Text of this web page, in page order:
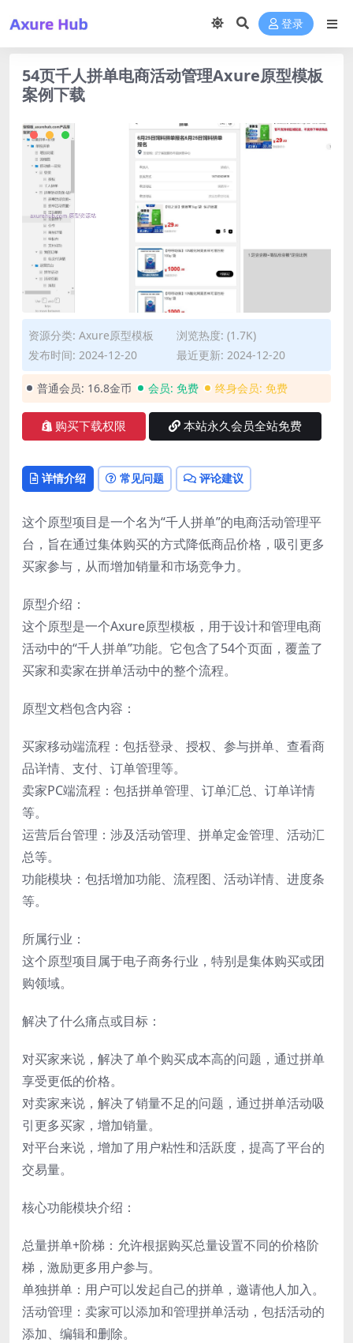
登录
54页千人拼单电商活动管理Axure原型模板
案例下载
资源分类: Axure原型模板
浏览热度: (1.7K)
发布时间: 2024-12-20
最近更新: 2024-12-20
普通会员: 16.8金币 会员: 免费 终身会员: 免费
购买下载权限 本站永久会员全站免费
详情介绍 常见问题 评论建议
这个原型项目是一个名为“千人拼单”的电商活动管理平
台，旨在通过集体购买的方式降低商品价格，吸引更多
买家参与，从而增加销量和市场竞争力。
原型介绍：
这个原型是一个Axure原型模板，用于设计和管理电商
活动中的“千人拼单”功能。它包含了54个页面，覆盖了
买家和卖家在拼单活动中的整个流程。
原型文档包含内容：
买家移动端流程：包括登录、授权、参与拼单、查看商
品详情、支付、订单管理等。
卖家PC端流程：包括拼单管理、订单汇总、订单详情
等。
运营后台管理：涉及活动管理、拼单定金管理、活动汇
总等。
功能模块：包括增加功能、流程图、活动详情、进度条
等。
所属行业：
这个原型项目属于电子商务行业，特别是集体购买或团
购领域。
解决了什么痛点或目标：
对买家来说，解决了单个购买成本高的问题，通过拼单
享受更低的价格。
对卖家来说，解决了销量不足的问题，通过拼单活动吸
引更多买家，增加销量。
对平台来说，增加了用户粘性和活跃度，提高了平台的
交易量。
核心功能模块介绍：
总量拼单+阶梯：允许根据购买总量设置不同的价格阶
梯，激励更多用户参与。
单独拼单：用户可以发起自己的拼单，邀请他人加入。
活动管理：卖家可以添加和管理拼单活动，包括活动的
添加、编辑和删除。